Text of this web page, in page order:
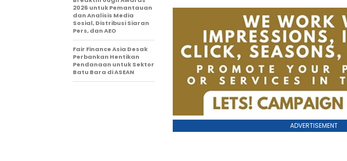
ADVERTISEMENT
2026 untuk Pemantauan
dan Analisis Media
Sosial, Distribusi Siaran
Pers, dan AEO
Fair Finance Asia Desak
Perbankan Hentikan
Pendanaan untuk Sektor
Batu Bara di ASEAN